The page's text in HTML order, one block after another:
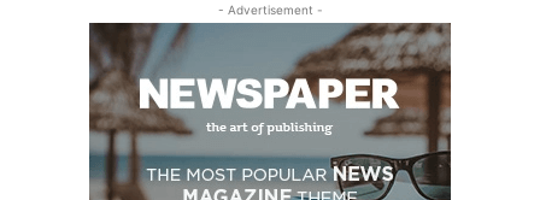
- Advertisement -